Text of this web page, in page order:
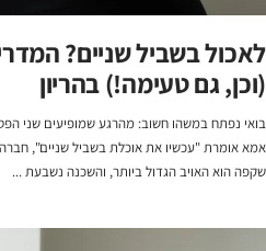
לאכול בשביל שניים?
(וכן, גם טעימה!) בהריון
בואי נפתח במשהו חשוב: מהרגע שמופיעים שני
אמא אומרת "עכשיו את אוכלת בשביל שניים",
שקפה הוא האויב הגדול ביותר, והשכנה נשבעת ...